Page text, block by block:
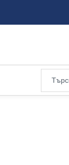
или ...